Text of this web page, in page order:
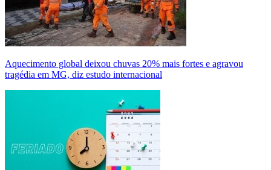
Aquecimento global deixou chuvas 20% mais fortes e agravou
tragédia em MG, diz estudo internacional